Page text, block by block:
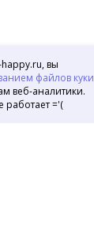
happy.ru, вы
файлов куки
веб-аналитики.
работает ='(